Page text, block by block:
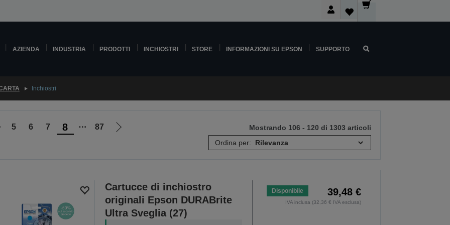
AZIENDA INDUSTRIA PRODOTTI INCHIOSTRI STORE INFORMAZIONI SU EPSON SUPPORTO
Inchiostri
5 6 7 8 ⋯ 87
Vai
Mostrando 106 - 120 di 1303 articoli
Ordina per:
Cartucce di inchiostro
originali Epson DURABrite
Ultra Sveglia (27)
Disponibile 39,48 €
IVA inclusa (32,36 € IVA esclusa)